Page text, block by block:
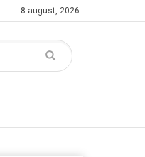
8 august, 2026